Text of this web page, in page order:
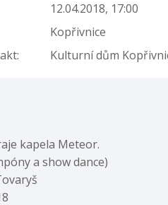
12.04.2018, 17:00
Kopřivnice
Kulturní dům
kapela Meteor.
a show dance)